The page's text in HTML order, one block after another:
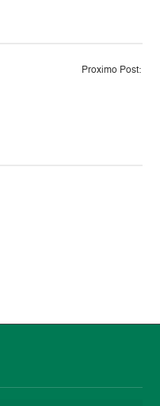
Proximo Post: